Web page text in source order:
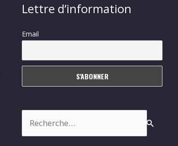
Lettre d’information
Email